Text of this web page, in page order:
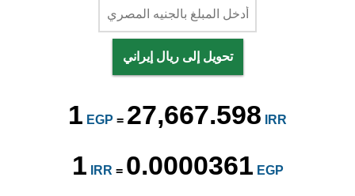
تحويل إلى ريال إيراني
1 EGP = 27,667.598 IRR
1 IRR = 0.0000361 EGP